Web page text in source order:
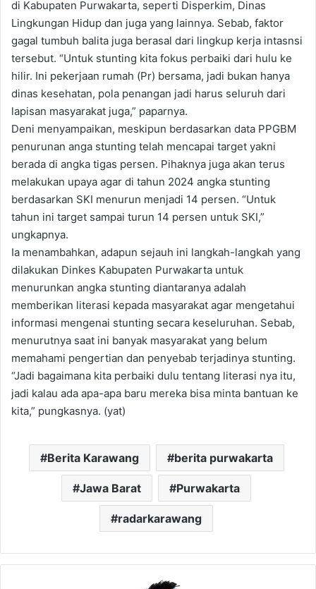
di Kabupaten Purwakarta, seperti Disperkim, Dinas
Lingkungan Hidup dan juga yang lainnya. Sebab, faktor
gagal tumbuh balita juga berasal dari lingkup kerja intasnsi
tersebut. “Untuk stunting kita fokus perbaiki dari hulu ke
hilir. Ini pekerjaan rumah (Pr) bersama, jadi bukan hanya
dinas kesehatan, pola penangan jadi harus seluruh dari
lapisan masyarakat juga,” paparnya.
Deni menyampaikan, meskipun berdasarkan data PPGBM
penurunan anga stunting telah mencapai target yakni
berada di angka tigas persen. Pihaknya juga akan terus
melakukan upaya agar di tahun 2024 angka stunting
berdasarkan SKI menurun menjadi 14 persen. “Untuk
tahun ini target sampai turun 14 persen untuk SKI,”
ungkapnya.
Ia menambahkan, adapun sejauh ini langkah-langkah yang
dilakukan Dinkes Kabupaten Purwakarta untuk
menurunkan angka stunting diantaranya adalah
memberikan literasi kepada masyarakat agar mengetahui
informasi mengenai stunting secara keseluruhan. Sebab,
menurutnya saat ini banyak masyarakat yang belum
memahami pengertian dan penyebab terjadinya stunting.
“Jadi bagaimana kita perbaiki dulu tentang literasi nya itu,
jadi kalau ada apa-apa baru mereka bisa minta bantuan ke
kita,” pungkasnya. (yat)
Berita Karawang berita purwakarta
Jawa Barat Purwakarta
radarkarawang